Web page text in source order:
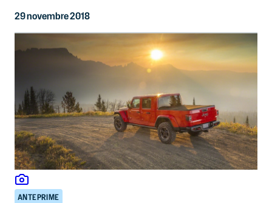
29 novembre 2018
ANTEPRIME